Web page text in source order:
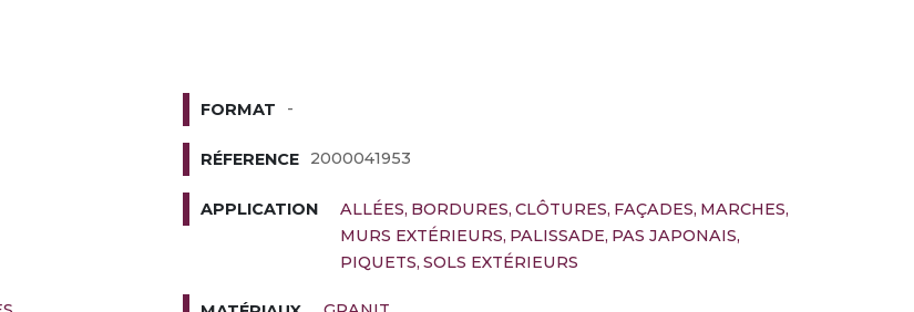
FORMAT -
RÉFERENCE 2000041953
APPLICATION ALLÉES BORDURES CLÔTURES FAÇADES MARCHES
MURS EXTÉRIEURS PALISSADE PAS JAPONAIS
PIQUETS SOLS EXTÉRIEURS